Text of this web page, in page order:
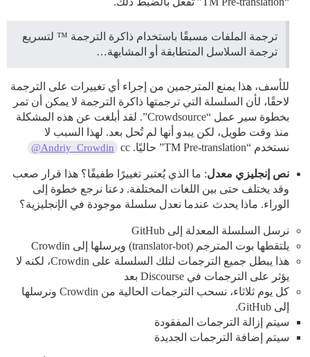
ترجمة الملفات مسبقًا باستخدام ذاكرة الترجمة ™ لتسريع
ترجمة السلاسل المتطابقة أو المشابهة…
للأسف، هذا يمنع المترجمين من إجراء أي تغييرات على الترجمة
لاحقًا، لأن السلسلة التي ترجمتها ذاكرة الترجمة لا يمكن أن تمر
بخطوة سير عمل “Crowdsource”. لقد أبلغت عن هذه المشكلة
منذ وقت طويل، لكن يبدو أنها لم تُحل بعد. لهذا السبب لا
نستخدم “TM Pre-translation” حاليًا. cc
@Andriy_Crowdin
نص إنجليزي معدل: ما الذي يُعتبر تغييرًا طفيفًا؟ هذا قرار صعب
وقد يختلف حتى بين اللغات المختلفة. دعنا نرجع خطوة إلى
الوراء. ماذا يحدث عندما نعدل سلسلة موجودة في الإنجليزية؟
نرسل السلسلة المعدلة إلى GitHub
يلتقطها بوت المترجم (translator-bot) ويرسلها إلى Crowdin
هذا يبطل جميع الترجمات لتلك السلسلة على Crowdin، لكنه لا
يؤثر على الترجمات في Discourse بعد
كل يوم ثلاثاء، نسحب الترجمات الحالية من Crowdin ونرسلها
إلى GitHub.
سيتم إزالة الترجمات المفقودة
سيتم إضافة الترجمات الجديدة